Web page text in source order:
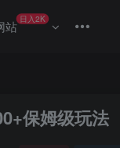
站 日入2K
保姆级玩法